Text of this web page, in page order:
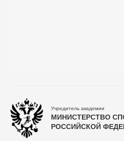
Учредитель академии
МИНИСТЕРСТВО
РОССИЙСКОЙ